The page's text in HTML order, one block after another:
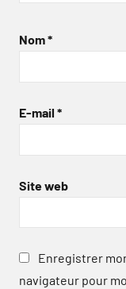
Nom*
E-mail *
Site web
Enregistrer
navigateur pour